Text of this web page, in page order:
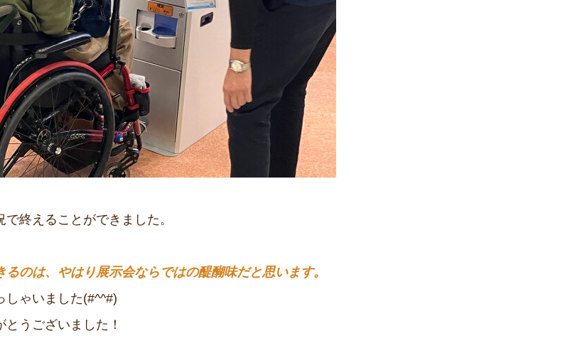
終えることができました。
のは、やはり展示会ならではの醍醐味だと思います。
しゃいました(#^^#)
うございました！